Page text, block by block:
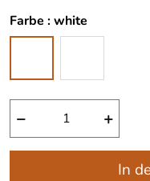
Farbe :white
− +
In